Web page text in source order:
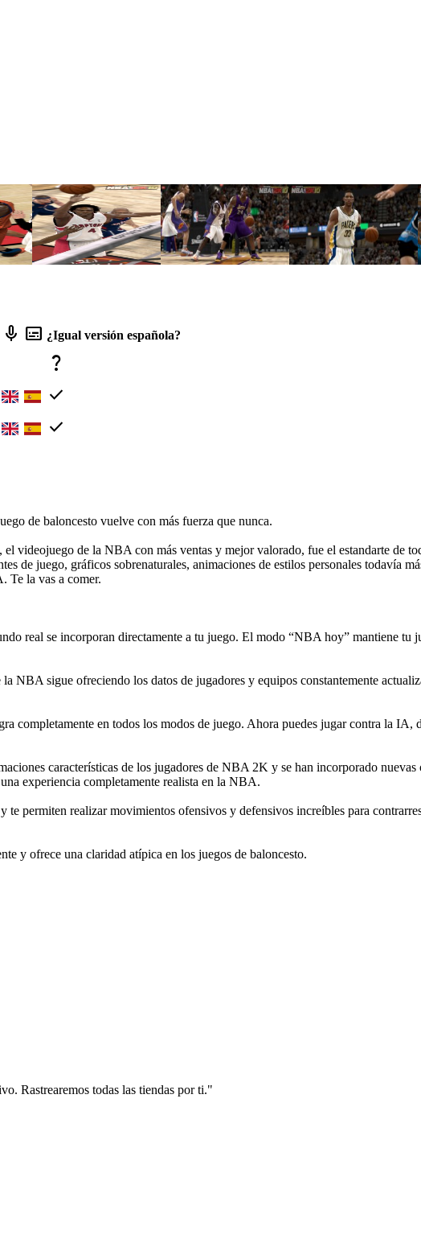
mic subtitles ¿Igual versión española?
question_mark
check
check
de baloncesto vuelve con más fuerza que nunca.
videojuego de la NBA con más ventas y mejor valorado, fue el estandarte de
de juego, gráficos sobrenaturales, animaciones de estilos personales todavía
Te la vas a comer.
real se incorporan directamente a tu juego. El modo “NBA hoy” mantiene tu
NBA sigue ofreciendo los datos de jugadores y equipos constantemente
completamente en todos los modos de juego. Ahora puedes jugar contra la IA,
características de los jugadores de NBA 2K y se han incorporado
experiencia completamente realista en la NBA.
permiten realizar movimientos ofensivos y defensivos increíbles para
y ofrece una claridad atípica en los juegos de baloncesto.
Rastrearemos todas las tiendas por ti."